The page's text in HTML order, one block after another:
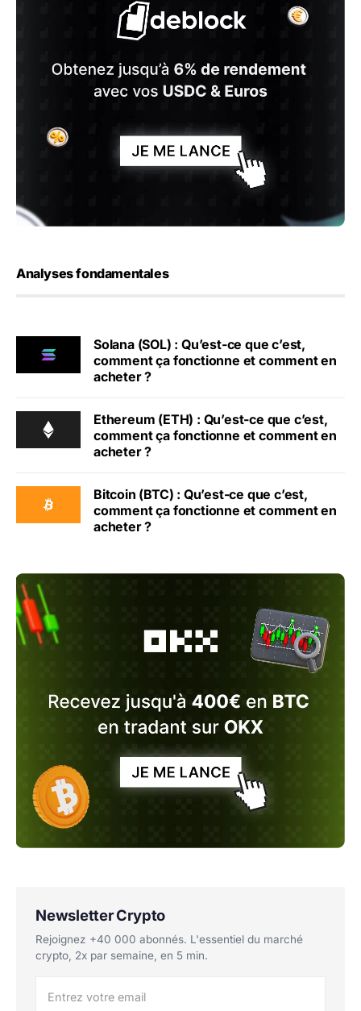
Analyses fondamentales
Solana (SOL) : Qu’est-ce que c’est,
comment ça fonctionne et comment en
acheter ?
Ethereum (ETH) : Qu’est-ce que c’est,
comment ça fonctionne et comment en
acheter ?
Bitcoin (BTC) : Qu’est-ce que c’est,
comment ça fonctionne et comment en
acheter ?
Newsletter Crypto
Rejoignez +40 000 abonnés. L'essentiel du marché
crypto, 2x par semaine, en 5 min.